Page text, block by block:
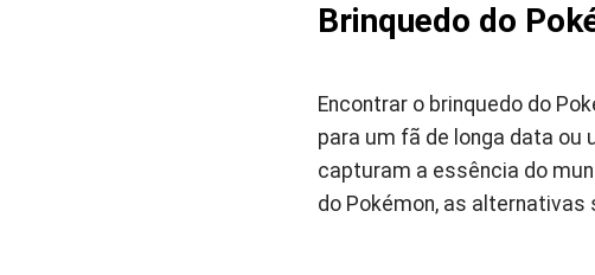
Brinquedo do
Encontrar o brinquedo do
para um fã de longa data ou
capturam a essência do
do Pokémon, as